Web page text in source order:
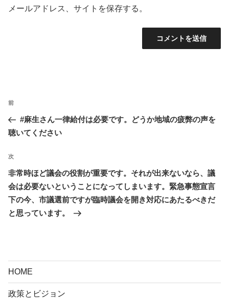
メールアドレス、サイトを保存する。
ナ
ビ
ゲ
ー
シ
ョ
ン
前
の
投
前
#麻生さん一律給付は必要です。どうか地域の疲弊の声を
聴いてください
次
の
投
稿
次
非常時ほど議会の役割が重要です。それが出来ないなら、議
会は必要ないということになってしまいます。緊急事態宣言
下の今、市議選前ですが臨時議会を開き対応にあたるべきだ
と思っています。
HOME
政策とビジョン